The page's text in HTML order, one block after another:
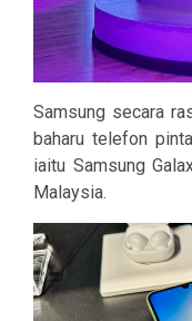
Samsung secara
baharu telefon
iaitu Samsung
Malaysia.